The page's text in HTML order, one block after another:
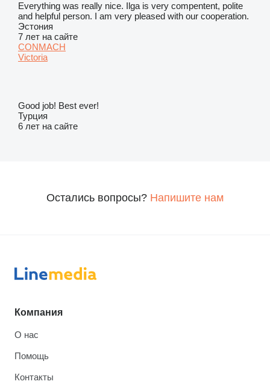
Everything was really nice. Ilga is very compentent, polite
and helpful person. I am very pleased with our cooperation.
Эстония
7 лет на сайте
CONMACH
Victoria
Good job! Best ever!
Турция
6 лет на сайте
Остались вопросы? Напишите нам
Компания
О нас
Помощь
Контакты